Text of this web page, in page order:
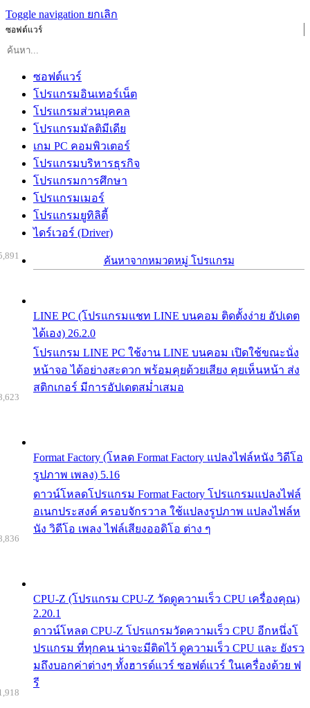
Toggle navigation ยกเลิก
ซอฟต์แวร์
ซอฟต์แวร์
โปรแกรมอินเทอร์เน็ต
โปรแกรมส่วนบุคคล
โปรแกรมมัลติมีเดีย
เกม PC คอมพิวเตอร์
โปรแกรมบริหารธุรกิจ
โปรแกรมการศึกษา
โปรแกรมเมอร์
โปรแกรมยูทิลิตี้
ไดร์เวอร์ (Driver)
ค้นหาจากหมวดหมู่ โปรแกรม
LINE PC (โปรแกรมแชท LINE บนคอม ติดตั้งง่าย อัปเดต
ได้เอง) 26.2.0
โปรแกรม LINE PC ใช้งาน LINE บนคอม เปิดใช้ขณะนั่ง
หน้าจอ ได้อย่างสะดวก พร้อมคุยด้วยเสียง คุยเห็นหน้า ส่ง
สติกเกอร์ มีการอัปเดตสม่ำเสมอ
Format Factory (โหลด Format Factory แปลงไฟล์หนัง วิดีโอ
รูปภาพ เพลง) 5.16
ดาวน์โหลดโปรแกรม Format Factory โปรแกรมแปลงไฟล์
อเนกประสงค์ ครอบจักรวาล ใช้แปลงรูปภาพ แปลงไฟล์ห
นัง วิดีโอ เพลง ไฟล์เสียงออดิโอ ต่าง ๆ
CPU-Z (โปรแกรม CPU-Z วัดดูความเร็ว CPU เครื่องคุณ)
2.20.1
ดาวน์โหลด CPU-Z โปรแกรมวัดความเร็ว CPU อีกหนึ่งโ
ปรแกรม ที่ทุกคน น่าจะมีติดไว้ ดูความเร็ว CPU และ ยังรว
มถึงบอกค่าต่างๆ ทั้งฮารด์แวร์ ซอฟต์แวร์ ในเครื่องด้วย ฟ
รี